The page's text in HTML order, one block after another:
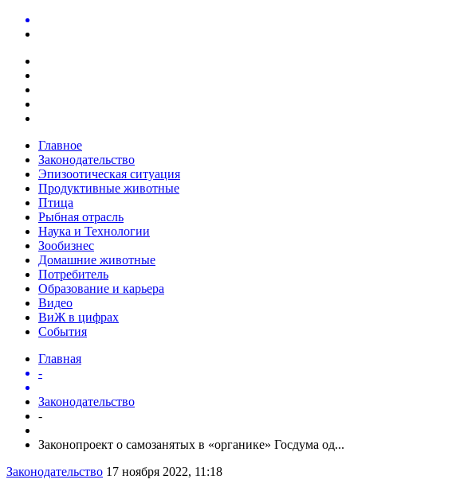
Главное
Законодательство
Эпизоотическая ситуация
Продуктивные животные
Птица
Рыбная отрасль
Наука и Технологии
Зообизнес
Домашние животные
Потребитель
Образование и карьера
Видео
ВиЖ в цифрах
События
Главная
-
Законодательство
-
Законопроект о самозанятых в «органике» Госдума од...
Законодательство 17 ноября 2022, 11:18